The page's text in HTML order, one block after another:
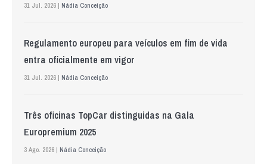
31 Jul. 2026 | Nádia Conceição
Regulamento europeu para veículos em fim de vida
entra oficialmente em vigor
31 Jul. 2026 | Nádia Conceição
Três oficinas TopCar distinguidas na Gala
Europremium 2025
3 Ago. 2026 | Nádia Conceição